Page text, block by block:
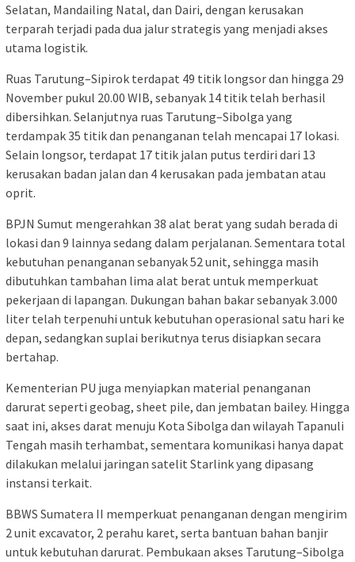
Selatan, Mandailing Natal, dan Dairi, dengan kerusakan
terparah terjadi pada dua jalur strategis yang menjadi akses
utama logistik.
Ruas Tarutung–Sipirok terdapat 49 titik longsor dan hingga 29
November pukul 20.00 WIB, sebanyak 14 titik telah berhasil
dibersihkan. Selanjutnya ruas Tarutung–Sibolga yang
terdampak 35 titik dan penanganan telah mencapai 17 lokasi.
Selain longsor, terdapat 17 titik jalan putus terdiri dari 13
kerusakan badan jalan dan 4 kerusakan pada jembatan atau
oprit.
BPJN Sumut mengerahkan 38 alat berat yang sudah berada di
lokasi dan 9 lainnya sedang dalam perjalanan. Sementara total
kebutuhan penanganan sebanyak 52 unit, sehingga masih
dibutuhkan tambahan lima alat berat untuk memperkuat
pekerjaan di lapangan. Dukungan bahan bakar sebanyak 3.000
liter telah terpenuhi untuk kebutuhan operasional satu hari ke
depan, sedangkan suplai berikutnya terus disiapkan secara
bertahap.
Kementerian PU juga menyiapkan material penanganan
darurat seperti geobag, sheet pile, dan jembatan bailey. Hingga
saat ini, akses darat menuju Kota Sibolga dan wilayah Tapanuli
Tengah masih terhambat, sementara komunikasi hanya dapat
dilakukan melalui jaringan satelit Starlink yang dipasang
instansi terkait.
BBWS Sumatera II memperkuat penanganan dengan mengirim
2 unit excavator, 2 perahu karet, serta bantuan bahan banjir
untuk kebutuhan darurat. Pembukaan akses Tarutung–Sibolga